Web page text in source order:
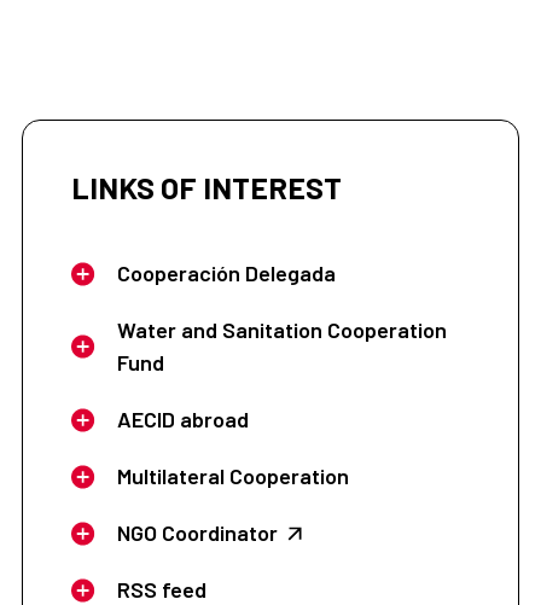
LINKS OF INTEREST
Cooperación Delegada
Water and Sanitation Cooperation
Fund
AECID abroad
Multilateral Cooperation
NGO Coordinator
RSS feed